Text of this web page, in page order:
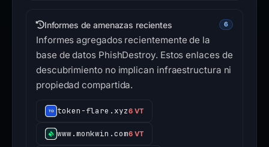
Informes de amenazas recientes 6
Informes agregados recientemente de la
base de datos PhishDestroy. Estos enlaces de
descubrimiento no implican infraestructura ni
propiedad compartida.
token-flare.xyz6 VT
www.monkwin.com6 VT